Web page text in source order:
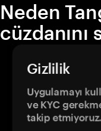
Neden
Gizlilik
Uygulamayı
ve KYC
takip etmiyoruz.